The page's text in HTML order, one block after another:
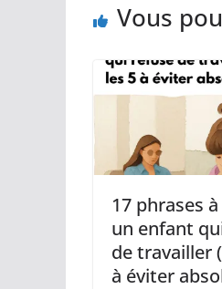
Vous
17 phrases
un enfant
de travailler
à éviter